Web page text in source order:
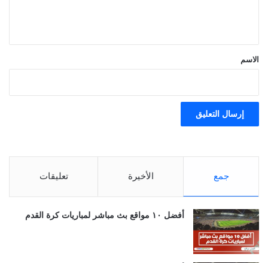
*
الاسم
جمع الأخيرة تعليقات
أفضل ١٠ مواقع بث مباشر لمباريات كرة القدم